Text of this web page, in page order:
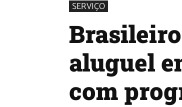
SERVIÇO
aluguel
com